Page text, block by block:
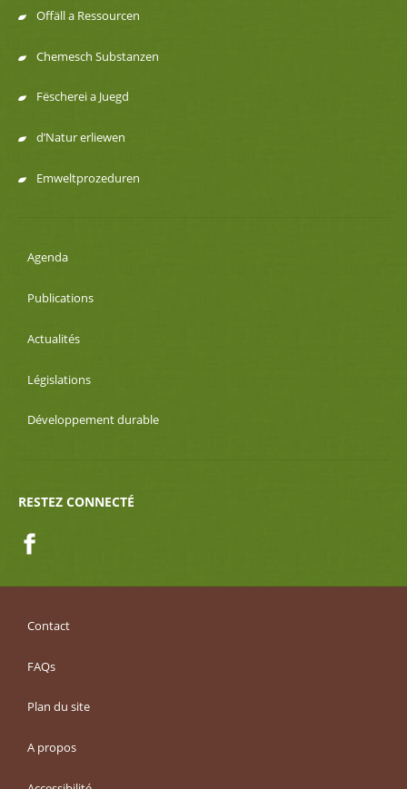
Offäll a Ressourcen
Chemesch Substanzen
Fëscherei a Juegd
d’Natur erliewen
Emweltprozeduren
Agenda
Publications
Actualités
Législations
Développement durable
RESTEZ CONNECTÉ
Contact
FAQs
Plan du site
A propos